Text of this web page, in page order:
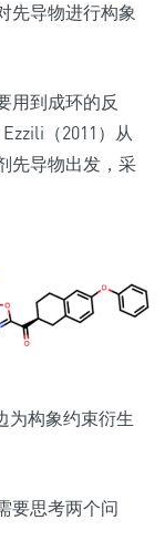
先导物进行构象
用到成环的反
（2011）从
先导物出发，采
为构象约束衍生
要思考两个问